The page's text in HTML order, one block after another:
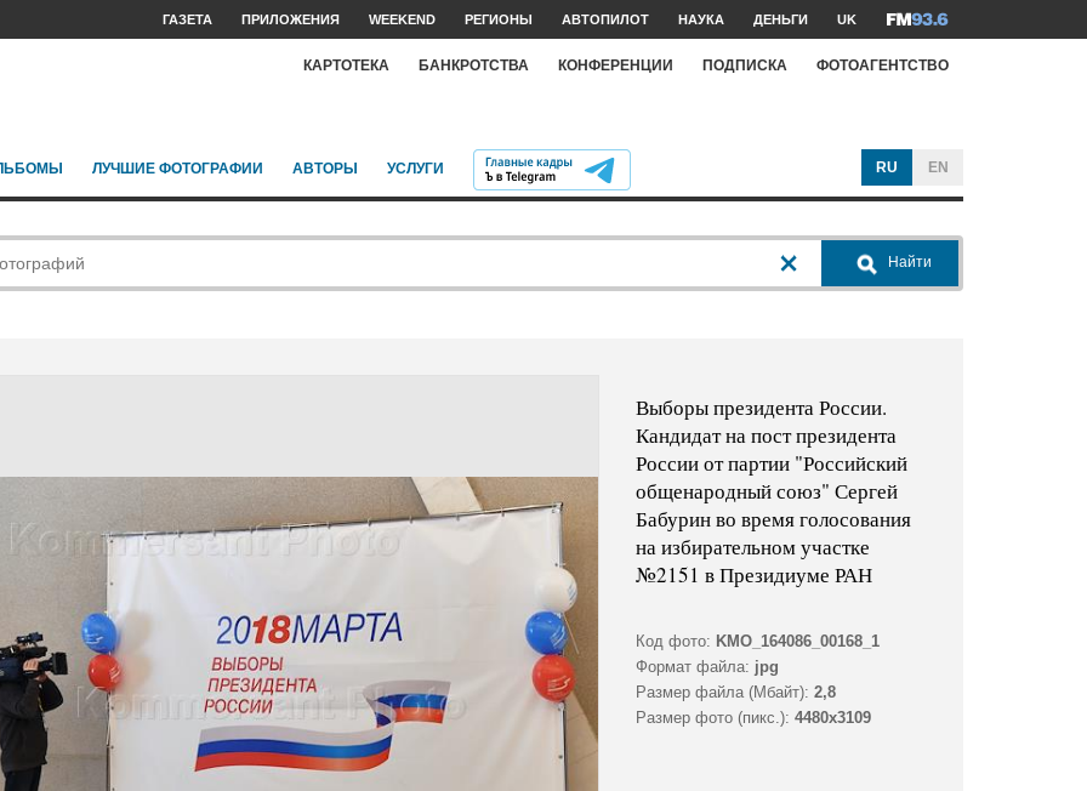
ГАЗЕТА ПРИЛОЖЕНИЯ WEEKEND РЕГИОНЫ АВТОПИЛОТ НАУКА ДЕНЬГИ UK
КАРТОТЕКА БАНКРОТСТВА КОНФЕРЕНЦИИ ПОДПИСКА ФОТОАГЕНТСТВО
ЛУЧШИЕ ФОТОГРАФИИ АВТОРЫ УСЛУГИ RU EN
Найти
Выборы президента России.
Кандидат на пост президента
России от партии "Российский
общенародный союз" Сергей
Бабурин во время голосования
на избирательном участке
№2151 в Президиуме РАН
Код фото: KMO_164086_00168_1
Формат файла: jpg
Размер файла (Мбайт): 2,8
Размер фото (пикс.): 4480x3109